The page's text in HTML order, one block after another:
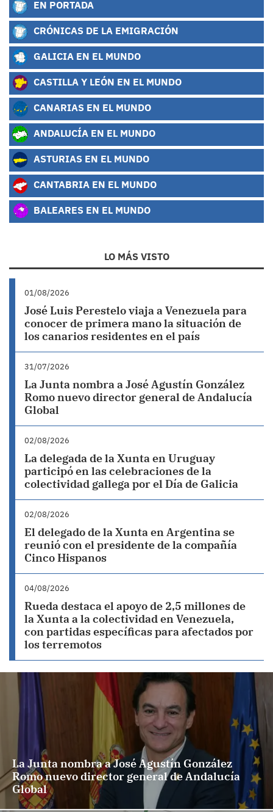
EN PORTADA
CRÓNICAS DE LA EMIGRACIÓN
GALICIA EN EL MUNDO
CASTILLA Y LEÓN EN EL MUNDO
CANARIAS EN EL MUNDO
ANDALUCÍA EN EL MUNDO
ASTURIAS EN EL MUNDO
CANTABRIA EN EL MUNDO
BALEARES EN EL MUNDO
LO MÁS VISTO
01/08/2026
José Luis Perestelo viaja a Venezuela para
conocer de primera mano la situación de
los canarios residentes en el país
31/07/2026
La Junta nombra a José Agustín González
Romo nuevo director general de Andalucía
Global
02/08/2026
La delegada de la Xunta en Uruguay
participó en las celebraciones de la
colectividad gallega por el Día de Galicia
02/08/2026
El delegado de la Xunta en Argentina se
reunió con el presidente de la compañía
Cinco Hispanos
04/08/2026
Rueda destaca el apoyo de 2,5 millones de
la Xunta a la colectividad en Venezuela,
con partidas específicas para afectados por
los terremotos
La Junta nombra a José Agustín González
Romo nuevo director general de Andalucía
Global